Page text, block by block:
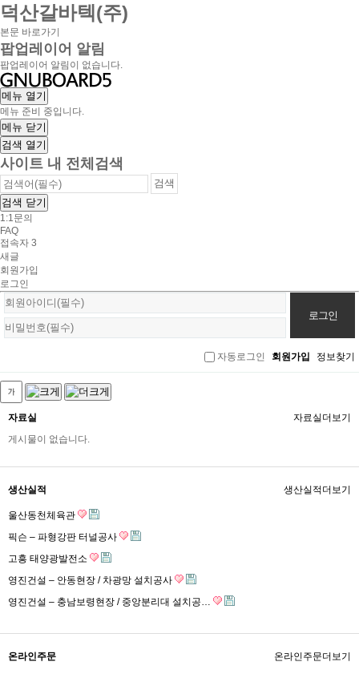
덕산갈바텍(주)
본문 바로가기
팝업레이어 알림
팝업레이어 알림이 없습니다.
메뉴 열기
메뉴 준비 중입니다.
메뉴 닫기
검색 열기
사이트 내 전체검색
검색 닫기
1:1문의
FAQ
접속자 3
새글
회원가입
로그인
회
원
로
인
자동로그인 회원가입 정보찾기
자료실
게시물이 없습니다.
자료실 더보기
생산실적
울산동천체육관
픽슨 – 파형강판 터널공사
고흥 태양광발전소
영진건설 – 안동현장 / 차광망 설치공사
영진건설 – 충남보령현장 / 중앙분리대 설치공…
생산실적 더보기
온라인주문 온라인주문더보기